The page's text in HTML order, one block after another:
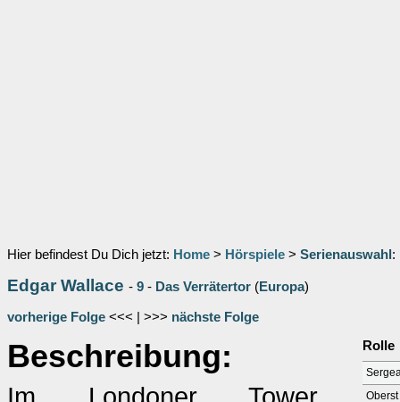
Hier befindest Du Dich jetzt: Home > Hörspiele > Serienauswahl :
Edgar Wallace - 9 - Das Verrätertor (Europa)
vorherige Folge <<< | >>> nächste Folge
Beschreibung: Rolle